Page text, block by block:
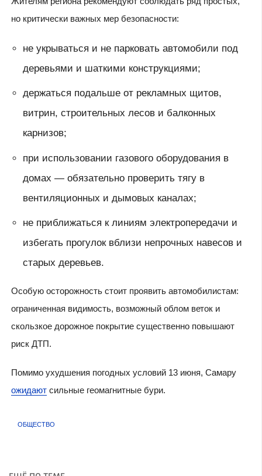
но критически важных мер безопасности:
не укрываться и не парковать автомобили под
деревьями и шаткими конструкциями;
держаться подальше от рекламных щитов,
витрин, строительных лесов и балконных
карнизов;
при использовании газового оборудования в
домах — обязательно проверить тягу в
вентиляционных и дымовых каналах;
не приближаться к линиям электропередачи и
избегать прогулок вблизи непрочных навесов и
старых деревьев.
Особую осторожность стоит проявить автомобилистам:
ограниченная видимость, возможный облом веток и
скользкое дорожное покрытие существенно повышают
риск ДТП.
Помимо ухудшения погодных условий 13 июня, Самару
ожидаютсильные геомагнитные бури.
ОБЩЕСТВО